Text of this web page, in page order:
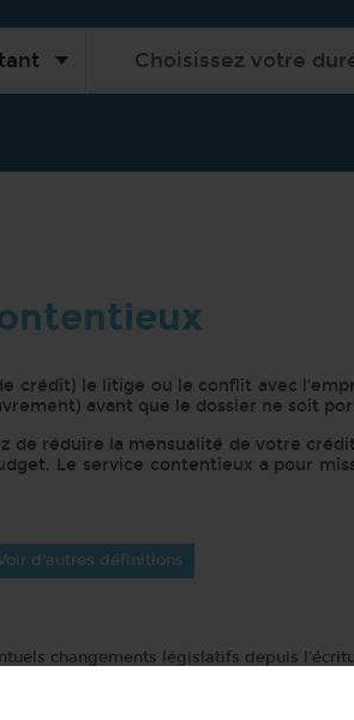
crédit) le litige ou le conflit avec
avant que le dossier ne soit
de réduire la mensualité de votre
Le service contentieux a pour
d'autres définitions
changements législatifs depuis